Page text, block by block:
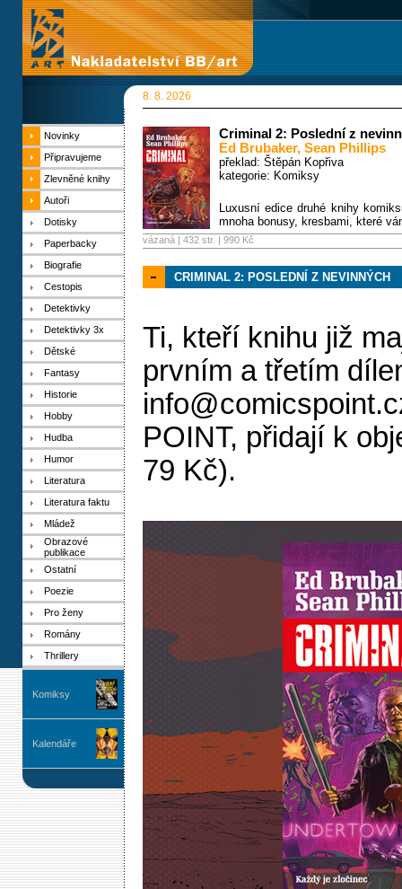
8. 8. 2026
Novinky
Připravujeme
Zlevněné knihy
Autoři
Dotisky
Paperbacky
Biografie
Cestopis
Detektivky
Detektivky 3x
Dětské
Fantasy
Historie
Hobby
Hudba
Humor
Literatura
Literatura faktu
Mládež
Obrazové
publikace
Ostatní
Poezie
Pro ženy
Romány
Thrillery
Komiksy
Kalendáře
Criminal 2: Poslední z
Ed Brubaker, Sean Phillips
překlad: Štěpán Kopřiva
kategorie: Komiksy
Luxusní edice druhé knihy
mnoha bonusy, kresbami, které
vázaná | 432 str. | 990 Kč
CRIMINAL 2: POSLEDNÍ Z NEVINNÝCH
Ti, kteří knihu již
prvním a třetím
POINT, přidají k
79 Kč).